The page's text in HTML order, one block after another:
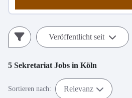
Veröffentlicht seit
5 Sekretariat Jobs in Köln
Sortieren nach: Relevanz